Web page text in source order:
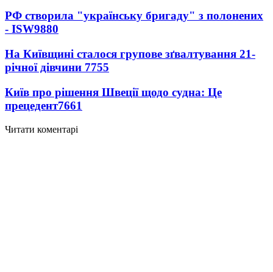
РФ створила "українську бригаду" з полонених
- ISW9880
На Київщині сталося групове зґвалтування 21-
річної дівчини 7755
Київ про рішення Швеції щодо судна: Це
прецедент7661
Читати коментарі